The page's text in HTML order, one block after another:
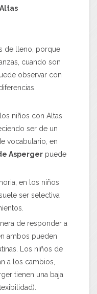
de lleno, porque
cuando son
observar con
niños con Altas
ser de un
vocabulario, en
Asperger puede
en los niños
ser selectiva
de responder a
ambos pueden
Los niños de
a los cambios,
tienen una baja